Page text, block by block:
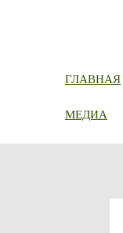
ГЛАВНАЯ
МЕДИА